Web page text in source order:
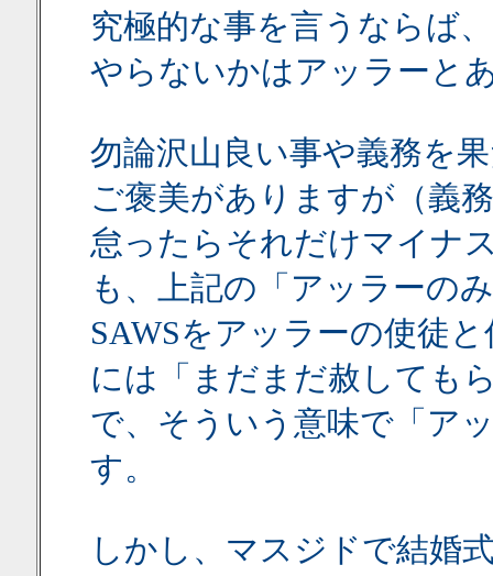
究極的な事を言うならば
やらないかはアッラーと
勿論沢山良い事や義務を
ご褒美がありますが（義
怠ったらそれだけマイナ
も、上記の「アッラーの
SAWSをアッラーの使徒
には「まだまだ赦しても
で、そういう意味で「ア
す。
しかし、マスジドで結婚